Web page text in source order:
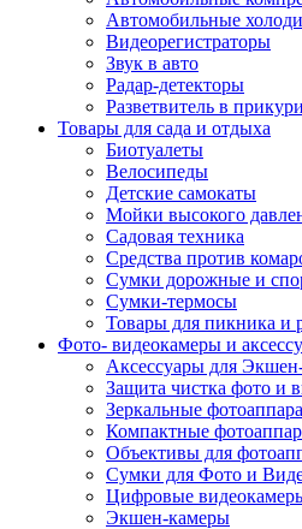
Автомобильные
Видеорегистраторы
Звук в авто
Радар-детекторы
Разветвитель в
Товары для сада и отдыха
Биотуалеты
Велосипеды
Детские самокаты
Мойки высокого
Садовая техника
Средства против
Сумки дорожные и
Сумки-термосы
Товары для пикника и
Фото- видеокамеры и
Аксессуары для
Защита чистка фото и
Зеркальные
Компактные
Объективы для
Сумки для Фото и
Цифровые
Экшен-камеры